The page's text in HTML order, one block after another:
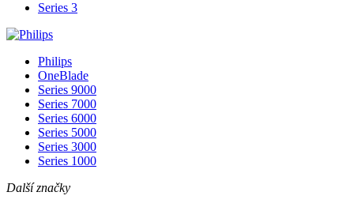
Series 3
Philips
OneBlade
Series 9000
Series 7000
Series 6000
Series 5000
Series 3000
Series 1000
Další značky